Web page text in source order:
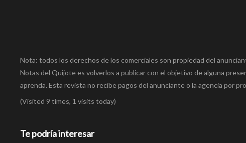
Nota: todos los derechos de los comerciales son propiedad del
Notas del Quijote es volverlos a publicar con el objetivo de alguna
aprenda. Esta revista no recibe pagos del anunciante o la agencia por
(Visited 9 times, 1 visits today)
Te podría interesar